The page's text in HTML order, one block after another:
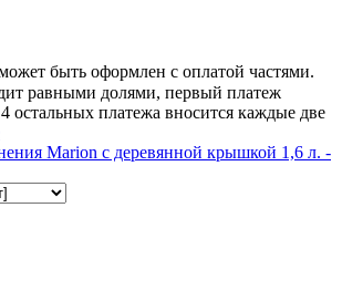
быть оформлен с оплатой частями.
равными долями, первый платеж
4 остальных платежа вносится каждые две
Marion с деревянной крышкой 1,6 л. -